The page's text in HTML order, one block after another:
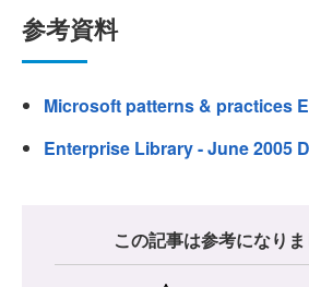
参考資料
Microsoft patterns & practices
Enterprise Library - June 2005
この記事は参考になり